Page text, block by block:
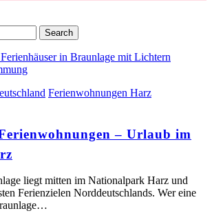
Search
Ferienwohnungen Harz
– Urlaub im
liegt mitten im Nationalpark Harz und
Ferienzielen Norddeutschlands. Wer eine